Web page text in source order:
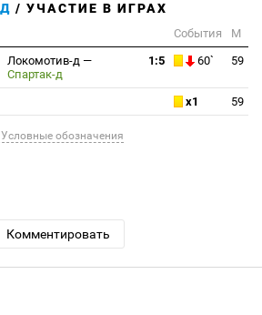
/ УЧАСТИЕ В ИГРАХ
События
М
Локомотив-д —
Спартак-д
1:5 60` 59
x1 59
Условные обозначения
Комментировать